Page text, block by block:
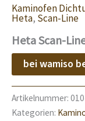
Kaminofen
Heta, Scan-Line
Heta Scan-
bei wamiso
Artikelnummer:
Kategorien: